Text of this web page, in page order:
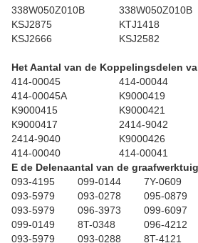
338W050Z010B
338W050Z010B
KSJ2875
KTJ1418
KSJ2666
KSJ2582
Het Aantal van de Koppelingsdelen
414-00045
414-00044
414-00045A
K9000419
K9000415
K9000421
K9000417
2414-9042
2414-9040
K9000426
414-00040
414-00041
E de Delenaantal van de
093-4195
099-0144 7Y-0609
093-5979
093-0278 095-0879
093-5979
096-3973 099-6097
099-0149
8T-0348 096-4212
093-5979
093-0288 8T-4121